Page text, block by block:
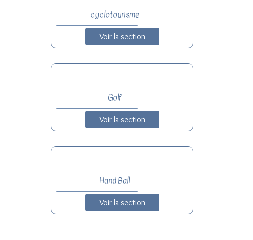
cyclotourisme
Voir la section
Golf
Voir la section
Hand Ball
Voir la section